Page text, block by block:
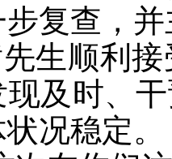
复查，
生顺利
现及时、
况稳定。